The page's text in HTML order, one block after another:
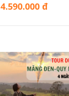
4.590.000 đ